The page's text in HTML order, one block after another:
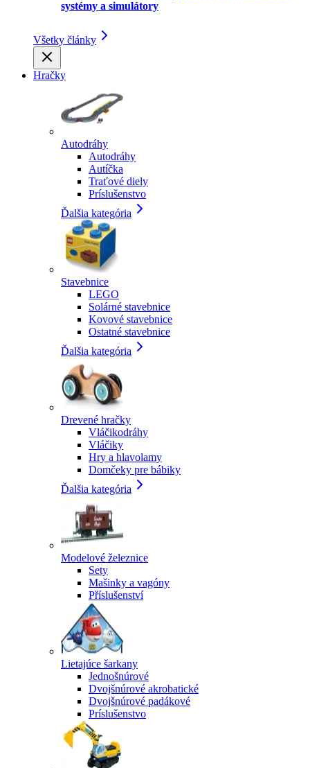
systémy a simulátory
Všetky články
Hračky
Autodráhy
Autodráhy
Autíčka
Traťové diely
Príslušenstvo
Ďalšia kategória
Stavebnice
LEGO
Solárné stavebnice
Kovové stavebnice
Ostatné stavebnice
Ďalšia kategória
Drevené hračky
Vláčikodráhy
Vláčiky
Hry a hlavolamy
Domčeky pre bábiky
Ďalšia kategória
Modelové železnice
Sety
Mašinky a vagóny
Příslušenství
Lietajúce šarkany
Jednošnúrové
Dvojšnúrové akrobatické
Dvojšnúrové padákové
Príslušenstvo